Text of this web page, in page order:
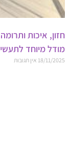
חזון, איכות
מודל מיוחד
18/11/2025 אין תגובות